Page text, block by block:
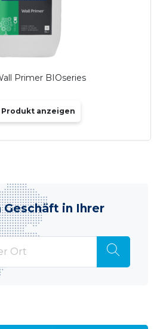
Primer BIOseries
Produkt anzeigen
Geschäft in Ihrer